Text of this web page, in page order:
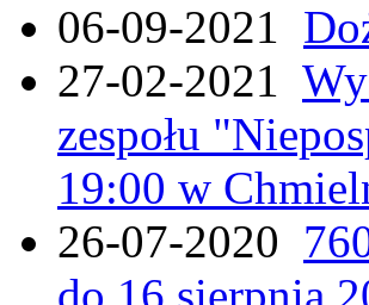
06-09-2021
27-02-2021
zespołu
19:00 w
26-07-2020